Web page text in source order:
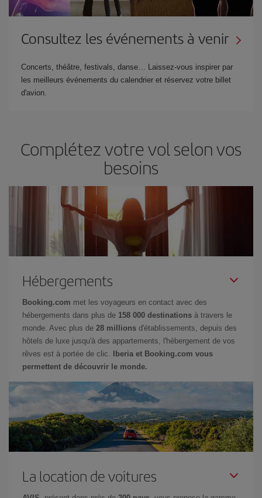
Consultez les événements à venir
Concerts, théâtre, festivals, danse… Laissez-vous inspirer par
les meilleurs événements du calendrier et réservez votre billet
d'avion.
Complétez votre vol selon vos
besoins
Hébergements
Booking.com met les voyageurs en contact avec des
hébergements dans plus de 158 000 destinations à travers le
monde. Avec plus de 28 millions d'établissements, depuis des
hôtels de luxe jusqu'à des appartements, l'hébergement de vos
rêves est à portée de clic.
Iberia et Booking.com vous
permettent de découvrir le monde.
La location de voitures